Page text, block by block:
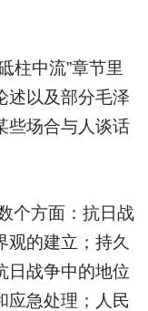
柱中流”章节里
述以及部分毛泽
些场合与人谈话
个方面：抗日战
观的建立；持久
日战争中的地位
应急处理；人民